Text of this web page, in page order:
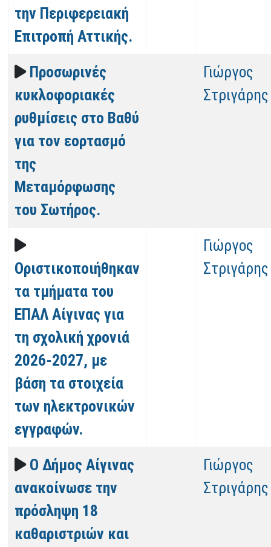
την Περιφερειακή
Επιτροπή Αττικής.
Προσωρινές
κυκλοφοριακές
ρυθμίσεις στο Βαθύ
για τον εορτασμό
της
Μεταμόρφωσης
του Σωτήρος.
Γιώργος
Στριγάρης
Οριστικοποιήθηκαν
τα τμήματα του
ΕΠΑΛ Αίγινας για
τη σχολική χρονιά
2026-2027, με
βάση τα στοιχεία
των ηλεκτρονικών
εγγραφών.
Γιώργος
Στριγάρης
Ο Δήμος Αίγινας
ανακοίνωσε την
πρόσληψη 18
καθαριστριών και
Γιώργος
Στριγάρης